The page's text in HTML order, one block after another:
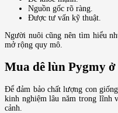
Nguồn gốc rõ ràng.
Được tư vấn kỹ thuật.
Người nuôi cũng nên tìm hiểu
mở rộng quy mô.
Mua dê lùn Pygmy
Để đảm bảo chất lượng con
kinh nghiệm lâu năm trong lĩnh
cảnh.